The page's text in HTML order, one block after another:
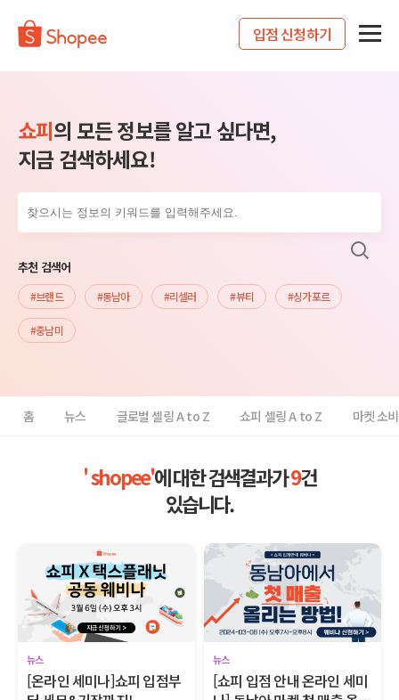
입점 신청하기
쇼피의 모든 정보를 알고 싶다면,
지금 검색하세요!
추천 검색어
#브랜드 #동남아 #리셀러 #뷰티 #싱가포르
#중남미
홈 뉴스 글로벌 셀링 A to Z 쇼피 셀링 A to Z 마켓 소
' shopee'에 대한 검색결과가9건
있습니다.
뉴스
[온라인 세미나]쇼피 입점부
뉴스
[쇼피 입점 안내 온라인 세미